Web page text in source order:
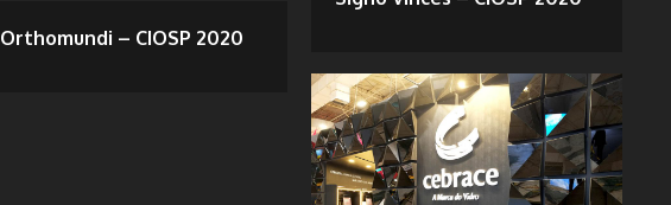
Orthomundi – CIOSP 2020